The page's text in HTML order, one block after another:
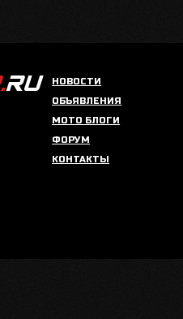
НОВОСТИ
ОБЪЯВЛЕНИЯ
МОТО БЛОГИ
ФОРУМ
КОНТАКТЫ